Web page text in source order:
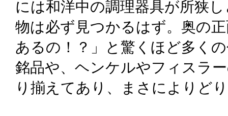
には和洋中の調理器具が所狭
物は必ず見つかるはず。奥の
あるの！？」と驚くほど多く
銘品や、ヘンケルやフィスラ
り揃えてあり、まさによりど